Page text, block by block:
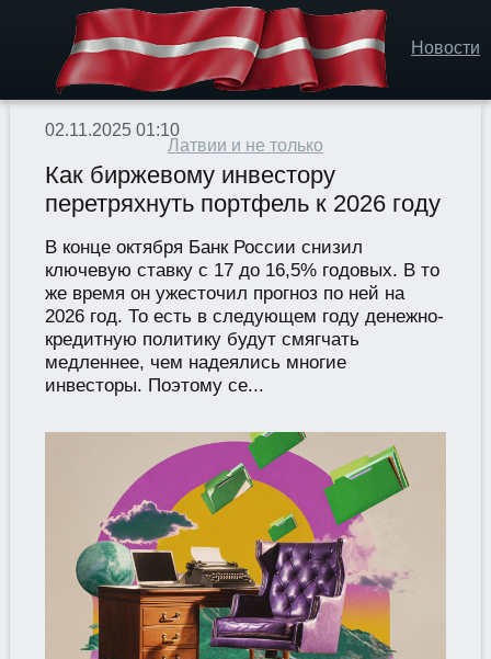
Новости
Латвии и не только
02.11.2025 01:10
Как биржевому инвестору
перетряхнуть портфель к 2026 году
В конце октября Банк России снизил
ключевую ставку с 17 до 16,5% годовых. В то
же время он ужесточил прогноз по ней на
2026 год. То есть в следующем году денежно-
кредитную политику будут смягчать
медленнее, чем надеялись многие
инвесторы. Поэтому се...